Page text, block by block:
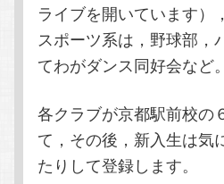
移
動
動
ライブを開いています）
スポーツ系は，野球部，
てわがダンス同好会など。
各クラブが京都駅前校の
て，その後，新入生は気
たりして登録します。